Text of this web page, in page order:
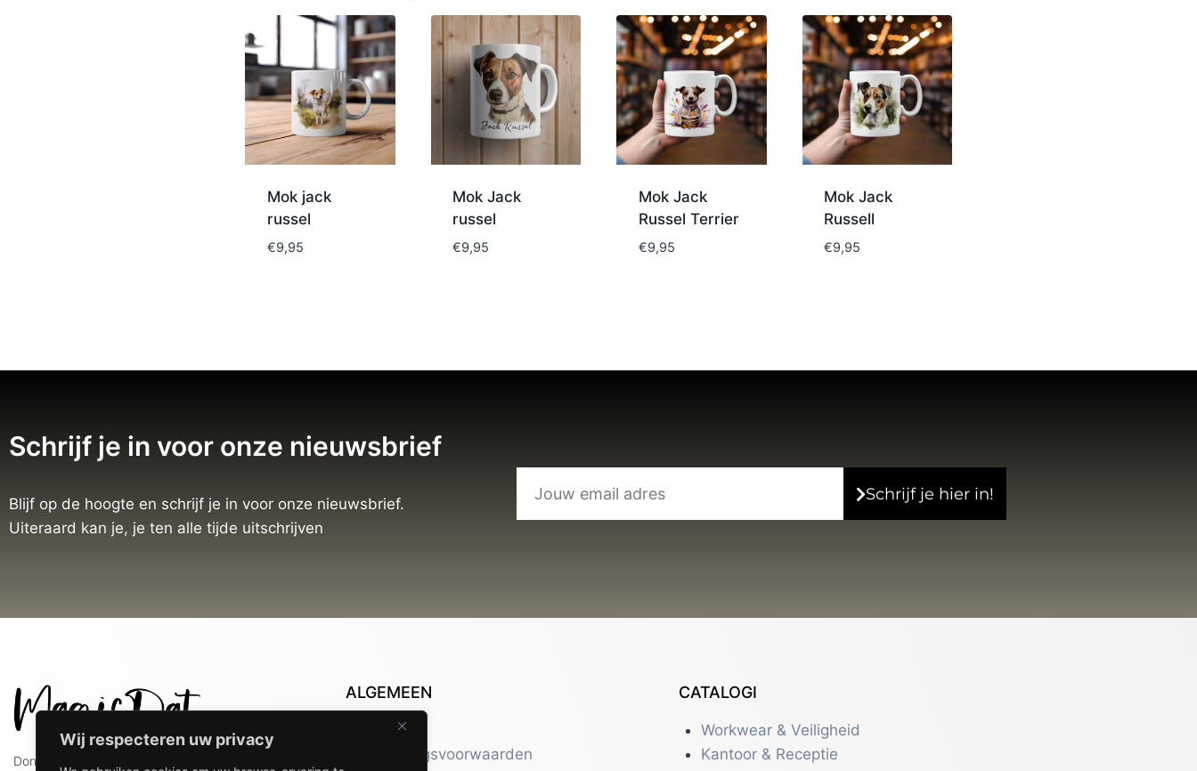
Wij respecteren uw privacy
Mok jack
russel
€9,95
Mok Jack
russel
€9,95
Mok Jack
Russel Terrier
€9,95
Mok Jack
Russell
€9,95
Schrijf je in voor onze nieuwsbrief
Blijf op de hoogte en schrijf je in voor onze nieuwsbrief.
Uiteraard kan je, je ten alle tijde uitschrijven
Schrijf je hier in!
Doniaweg 9
ALGEMEEN
Contact
Leveringsvoorwaarden
CATALOGI
Workwear & Veiligheid
Kantoor & Receptie